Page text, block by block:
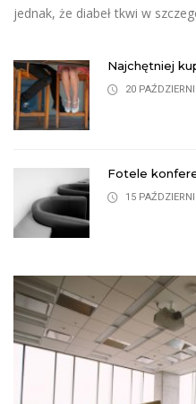
jednak, że diabeł tkwi w
Najchętniej
20
Fotele
15